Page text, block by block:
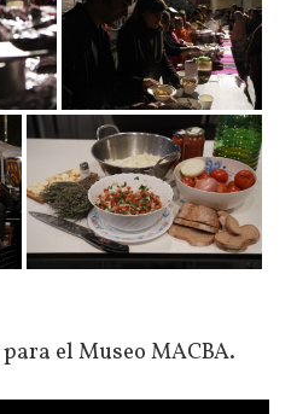
el Museo MACBA.